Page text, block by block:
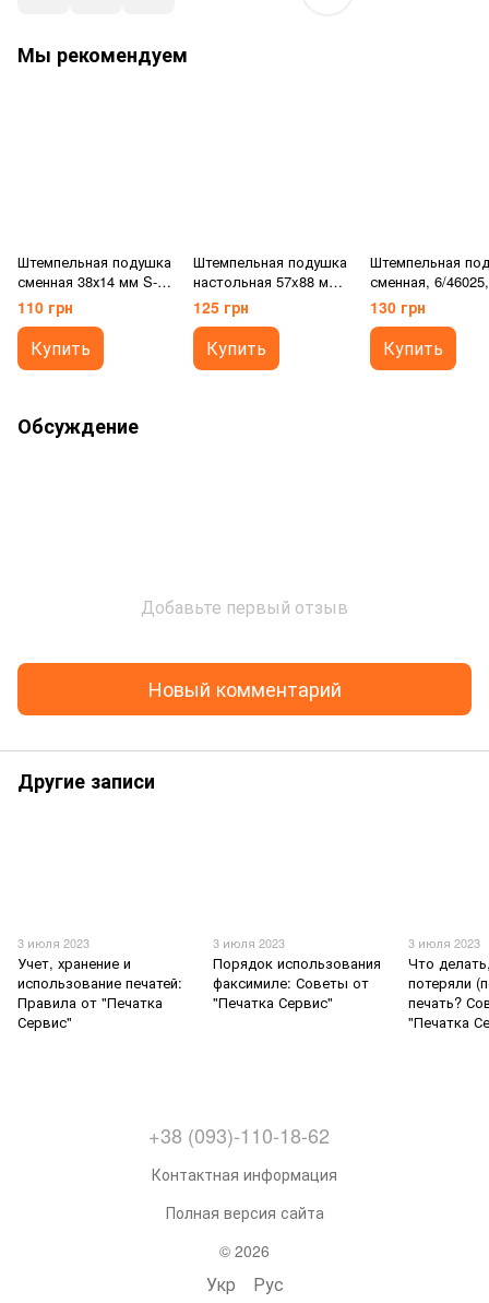
Мы рекомендуем
Штемпельная подушка
сменная 38х14 мм S-
852-7, некрашеная, к
оснастке Shiny
110 грн
Купить
Штемпельная подушка
настольная 57x88 мм,
Shiny S-2HF,
неокрашенная
125 грн
Купить
Штемпельная
сменная, 6/46025,
синяя, к
TRODAT
130 грн
Купить
Обсуждение
Добавьте первый отзыв
Новый комментарий
Другие записи
3 июля 2023
Учет, хранение и
использование печатей:
Правила от "Печатка
Сервис"
3 июля 2023
Порядок использования
факсимиле: Советы от
"Печатка Сервис"
3 июля 2023
Что
потеряли
печать?
"Печатка
+38 (093)-110-18-62
Контактная информация
Полная версия сайта
© 2026
Укр Рус